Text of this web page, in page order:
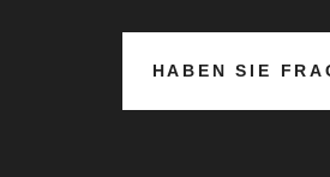
HABEN SIE